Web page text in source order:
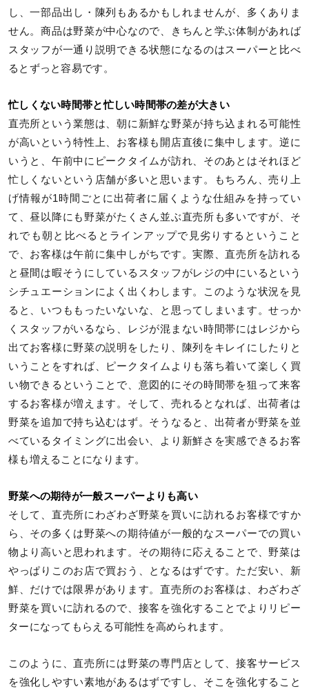
し、一部品出し・陳列もあるかもしれませんが、多くありま
せん。商品は野菜が中心なので、きちんと学ぶ体制があれば
スタッフが一通り説明できる状態になるのはスーパーと比べ
るとずっと容易です。
忙しくない時間帯と忙しい時間帯の差が大きい
直売所という業態は、朝に新鮮な野菜が持ち込まれる可能性
が高いという特性上、お客様も開店直後に集中します。逆に
いうと、午前中にピークタイムが訪れ、そのあとはそれほど
忙しくないという店舗が多いと思います。もちろん、売り上
げ情報が1時間ごとに出荷者に届くような仕組みを持ってい
て、昼以降にも野菜がたくさん並ぶ直売所も多いですが、そ
れでも朝と比べるとラインアップで見劣りするということ
で、お客様は午前に集中しがちです。実際、直売所を訪れる
と昼間は暇そうにしているスタッフがレジの中にいるという
シチュエーションによく出くわします。このような状況を見
ると、いつももったいないな、と思ってしまいます。せっか
くスタッフがいるなら、レジが混まない時間帯にはレジから
出てお客様に野菜の説明をしたり、陳列をキレイにしたりと
いうことをすれば、ピークタイムよりも落ち着いて楽しく買
い物できるということで、意図的にその時間帯を狙って来客
するお客様が増えます。そして、売れるとなれば、出荷者は
野菜を追加で持ち込むはず。そうなると、出荷者が野菜を並
べているタイミングに出会い、より新鮮さを実感できるお客
様も増えることになります。
野菜への期待が一般スーパーよりも高い
そして、直売所にわざわざ野菜を買いに訪れるお客様ですか
ら、その多くは野菜への期待値が一般的なスーパーでの買い
物より高いと思われます。その期待に応えることで、野菜は
やっぱりこのお店で買おう、となるはずです。ただ安い、新
鮮、だけでは限界があります。直売所のお客様は、わざわざ
野菜を買いに訪れるので、接客を強化することでよりリピー
ターになってもらえる可能性を高められます。
このように、直売所には野菜の専門店として、接客サービス
を強化しやすい素地があるはずですし、そこを強化すること